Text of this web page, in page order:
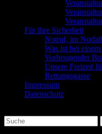
Für ihre Sicherheit
Notruf, im
Was ist bei
Vorbeugender
Unsere Freizeit
Rettungsgasse
Impressum
Datenschutz
Suche
nach: